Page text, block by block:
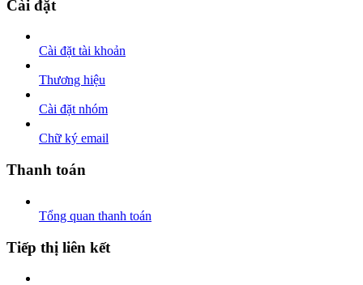
Cài đặt
Cài đặt tài khoản
Thương hiệu
Cài đặt nhóm
Chữ ký email
Thanh toán
Tổng quan thanh toán
Tiếp thị liên kết